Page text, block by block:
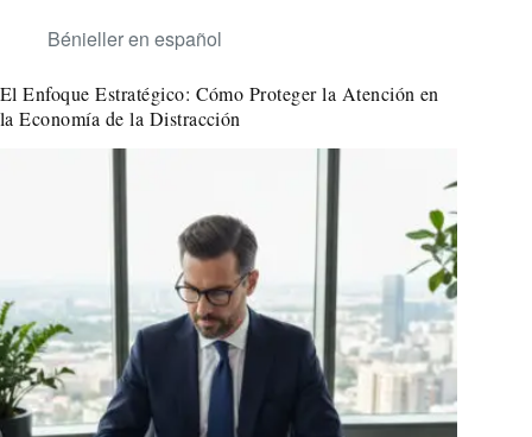
Bénieller en español
El Enfoque Estratégico: Cómo Proteger la Atención en
la Economía de la Distracción